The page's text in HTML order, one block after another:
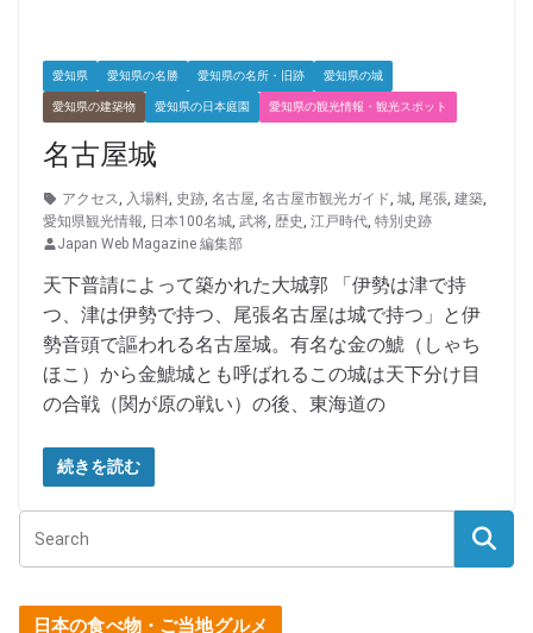
愛知県 愛知県の名勝 愛知県の名所・旧跡 愛知県の城
愛知県の建築物 愛知県の日本庭園 愛知県の観光情報・観光スポット
名古屋城
アクセス 入場料 史跡 名古屋 名古屋市観光ガイド 城 尾張 建築
愛知県観光情報
日本100名城 武将 歴史 江戸時代 特別史跡
Japan Web Magazine 編集部
天下普請によって築かれた大城郭 「伊勢は津で持
つ、津は伊勢で持つ、尾張名古屋は城で持つ」と伊
勢音頭で謳われる名古屋城。有名な金の鯱（しゃち
ほこ）から金鯱城とも呼ばれるこの城は天下分け目
の合戦（関が原の戦い）の後、東海道の
続きを読む
日本の食べ物・ご当地グルメ